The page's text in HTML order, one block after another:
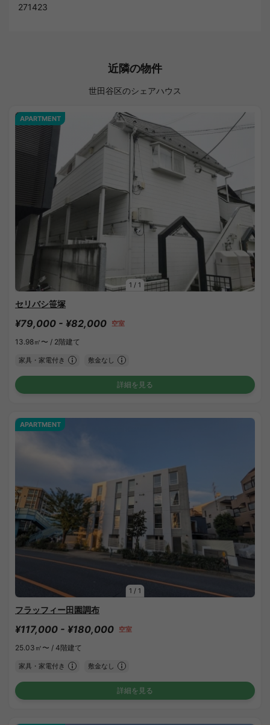
271423
近隣の物件
世田谷区のシェアハウス
1 / 1
APARTMENT
セリバシ笹塚
¥79,000 - ¥82,000 空室
13.98㎡〜 / 2階建て
家具・家電付き 敷金なし
詳細を見る
1 / 1
APARTMENT
フラッフィー田園調布
¥117,000 - ¥180,000 空室
25.03㎡〜 / 4階建て
家具・家電付き 敷金なし
詳細を見る